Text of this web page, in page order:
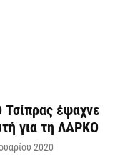
έψαχνε
για τη ΛΑΡΚΟ
2020